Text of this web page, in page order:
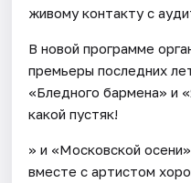
живому контакту с
В новой программе
премьеры последних
«Бледного бармена» и
какой пустяк!
» и «Московской
вместе с артистом